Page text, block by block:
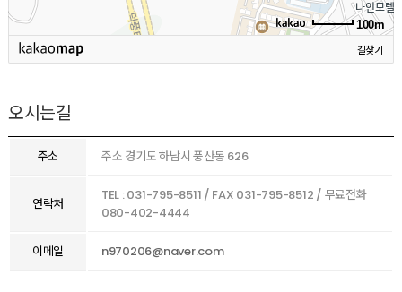
100m
길찾기
오시는길
주소 주소 경기도 하남시 풍산동 626
연락처
TEL : 031-795-8511 / FAX 031-795-8512 / 무료전화
080-402-4444
이메일 n970206@naver.com